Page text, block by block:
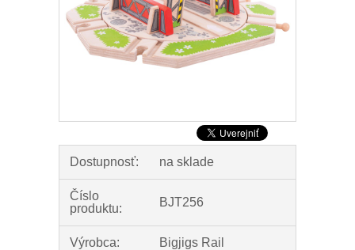
Dostupnosť: na sklade
Číslo
produktu:
BJT256
Výrobca: Bigjigs Rail